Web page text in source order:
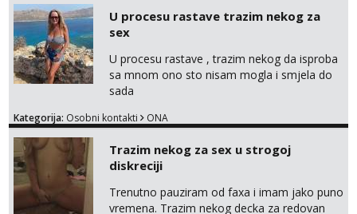
ispod i nadji me tamo, cekam te!
U procesu rastave trazim nekog za
sex
U procesu rastave , trazim nekog da isproba
sa mnom ono sto nisam mogla i smjela do
sada
Kategorija: Osobni kontakti ONA
Trazim nekog za sex u strogoj
diskreciji
Trenutno pauziram od faxa i imam jako puno
vremena. Trazim nekog decka za redovan